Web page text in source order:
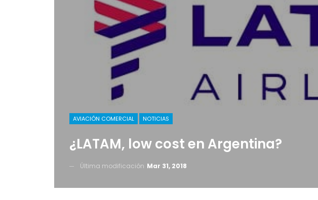
AVIACIÓN COMERCIAL NOTICIAS
¿LATAM, low cost en Argentina?
Última modificación Mar 31, 2018